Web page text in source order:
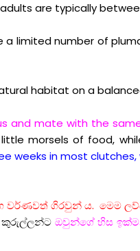
are typically
a limited number of
habitat on a
and mate with the
morsels of food,
weeks in most
වර්ණවත් ගිරවුන් ය. මෙම
කුරුල්ලන්ට ඔවුන්ගේ හිස